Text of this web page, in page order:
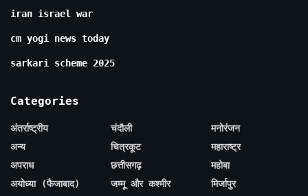
iran israel war
cm yogi news today
sarkari scheme 2025
Categories
अंतर्राष्ट्रीय
अन्य
अपराध
अयोध्या (फैजाबाद)
चंदौली
चित्रकूट
छत्तीसगढ़
जम्मू और कश्मीर
मनोरंजन
महाराष्ट्र
महोबा
मिर्जापुर